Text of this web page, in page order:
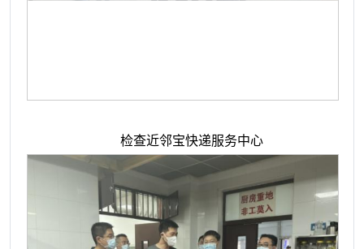
检查近邻宝快递服务中心